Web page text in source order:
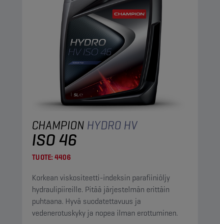
CHAMPION HYDRO HV
ISO 46
TUOTE: 4406
Korkean viskositeetti-indeksin parafiiniöljy
hydraulipiireille. Pitää järjestelmän erittäin
puhtaana. Hyvä suodatettavuus ja
vedenerotuskyky ja nopea ilman erottuminen.